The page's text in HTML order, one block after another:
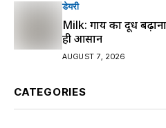
डेयरी
Milk: गाय का दूध
ही आसान
AUGUST 7, 2026
CATEGORIES